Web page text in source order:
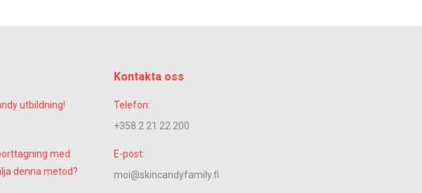
utbildning!
med
denna metod?
Kontakta oss
Telefon:
+358 2 21 22 200
E-post:
moi@skincandyfamily.fi